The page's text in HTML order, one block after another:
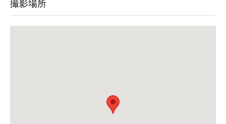
撮影場所